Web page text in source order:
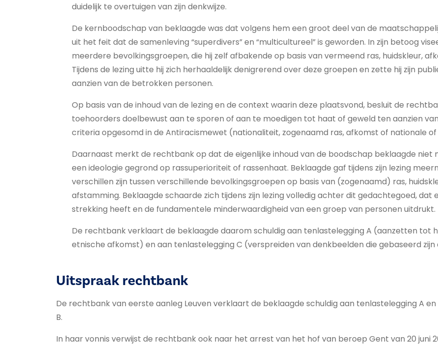
duidelijk te overtuigen van zijn denkwijze.
De kernboodschap van beklaagde was dat volgens hem een groot deel van de
uit het feit dat de samenleving “superdivers” en “multicultureel” is geworden. In zijn betoog
meerdere bevolkingsgroepen, die hij zelf afbakende op basis van vermeend ras, huidskleur,
Tijdens de lezing uitte hij zich herhaaldelijk denigrerend over deze groepen en zette hij zijn
aanzien van de betrokken personen.
Op basis van de inhoud van de lezing en de context waarin deze plaatsvond, besluit de
toehoorders doelbewust aan te sporen of aan te moedigen tot haat of geweld ten aanzien
criteria opgesomd in de Antiracismewet (nationaliteit, zogenaamd ras, afkomst of nationale
Daarnaast merkt de rechtbank op dat de eigenlijke inhoud van de boodschap beklaagde niet
een ideologie gegrond op rassuperioriteit of rassenhaat. Beklaagde gaf tijdens zijn lezing
verschillen zijn tussen verschillende bevolkingsgroepen op basis van (zogenaamd) ras,
afstamming. Beklaagde schaarde zich tijdens zijn lezing volledig achter dit gedachtegoed,
strekking heeft en de fundamentele minderwaardigheid van een groep van personen uitdrukt.
De rechtbank verklaart de beklaagde daarom schuldig aan tenlastelegging A (aanzetten tot
etnische afkomst) en aan tenlastelegging C (verspreiden van denkbeelden die gebaseerd
Uitspraak rechtbank
De rechtbank van eerste aanleg Leuven verklaart de beklaagde schuldig aan tenlastelegging A
B.
In haar vonnis verwijst de rechtbank ook naar het arrest van het hof van beroep Gent van 20 juni